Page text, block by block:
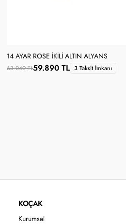
14 AYAR ROSE İKILI ALTIN ALYANS
63.040 TL59.890 TL 3 Taksit İmkanı
KOÇAK
Kurumsal